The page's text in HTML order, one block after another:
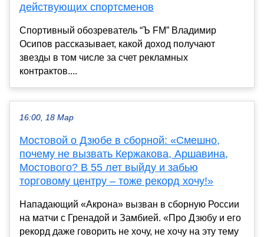
действующих спортсменов
Спортивный обозреватель “Ъ FM” Владимир
Осипов рассказывает, какой доход получают
звезды в том числе за счет рекламных
контрактов....
16:00, 18 Мар
Мостовой о Дзюбе в сборной: «Смешно,
почему не вызвать Кержакова, Аршавина,
Мостового? В 55 лет выйду и забью
торговому центру – тоже рекорд хочу!»
Нападающий «Акрона» вызван в сборную России
на матчи с Гренадой и Замбией. «Про Дзюбу и его
рекорд даже говорить не хочу, не хочу на эту тему